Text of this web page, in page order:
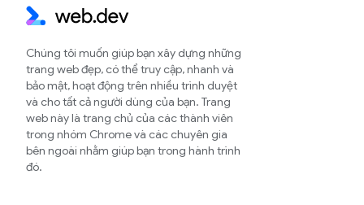
Chúng tôi muốn giúp bạn xây dựng những
trang web đẹp, có thể truy cập, nhanh và
bảo mật, hoạt động trên nhiều trình duyệt
và cho tất cả người dùng của bạn. Trang
web này là trang chủ của các thành viên
trong nhóm Chrome và các chuyên gia
bên ngoài nhằm giúp bạn trong hành trình
đó.